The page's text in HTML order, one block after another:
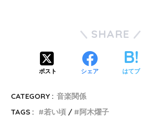
SHARE
ポスト シェア はてブ
CATEGORY : 音楽関係
TAGS :
若い頃 阿木燿子